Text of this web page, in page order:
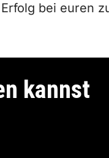
bei euren
kannst